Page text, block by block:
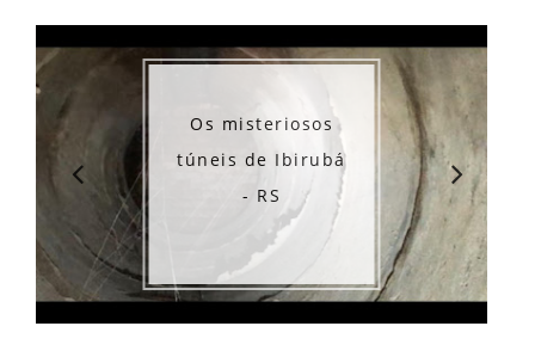
Os misteriosos
túneis de Ibirubá
- RS